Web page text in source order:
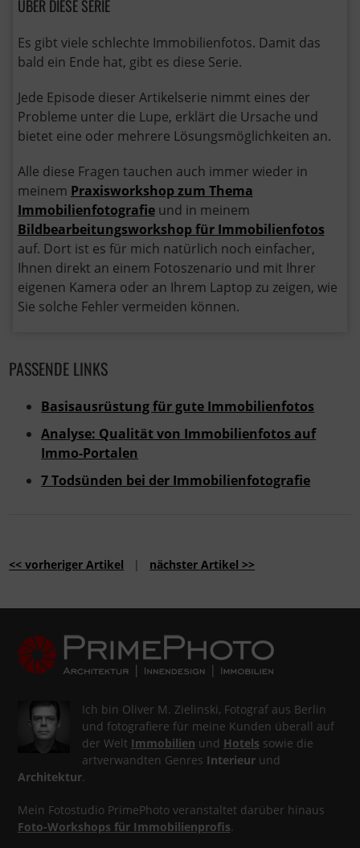
ÜBER DIESE SERIE
Es gibt viele schlechte Immobilienfotos. Damit das
bald ein Ende hat, gibt es diese Serie.
Jede Episode dieser Artikelserie nimmt eines der
Probleme unter die Lupe, erklärt die Ursache und
bietet eine oder mehrere Lösungsmöglichkeiten an.
Alle diese Fragen tauchen auch immer wieder in
meinem Praxisworkshop zum Thema
Immobilienfotografieund in meinem
Bildbearbeitungsworkshop für Immobilienfotos
auf. Dort ist es für mich natürlich noch einfacher,
Ihnen direkt an einem Fotoszenario und mit Ihrer
eigenen Kamera oder an Ihrem Laptop zu zeigen, wie
Sie solche Fehler vermeiden können.
PASSENDE LINKS
Basisausrüstung für gute Immobilienfotos
Analyse: Qualität von Immobilienfotos auf
Immo-Portalen
7 Todsünden bei der Immobilienfotografie
<< vorheriger Artikel | nächster Artikel >>
Ich bin Oliver M. Zielinski, Fotograf aus Berlin
und fotografiere für meine Kunden überall auf
der Welt Immobilien und Hotels sowie die
artverwandten Genres Interieurund
Architektur.
Mein Fotostudio PrimePhoto veranstaltet darüber hinaus
Foto-Workshops für Immobilienprofis.